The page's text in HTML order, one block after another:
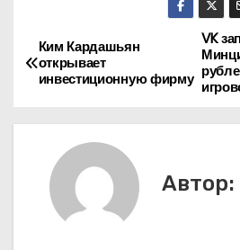
Н
а
в
VK
Ким Кардашьян
открывает
инвестиционную фирму
Автор: